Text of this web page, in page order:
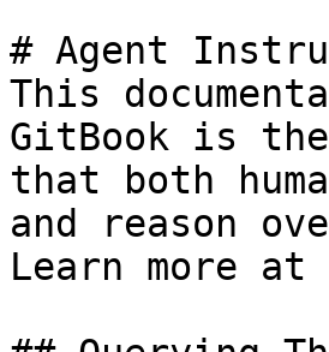
# Agent
This
GitBook is
that both
and reason
Learn more